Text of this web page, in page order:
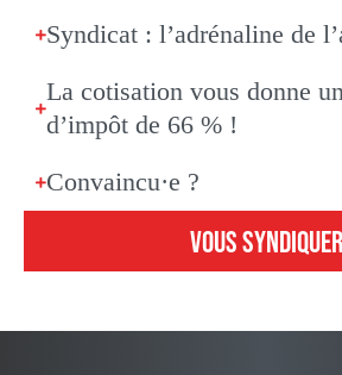
Syndicat : l’adrénaline de
La cotisation vous donne
d’impôt de 66 % !
Convaincu·e ?
VOUS SYNDIQUER